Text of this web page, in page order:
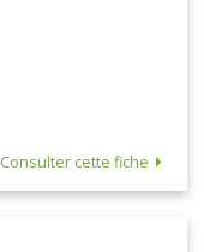
Consulter cette fiche